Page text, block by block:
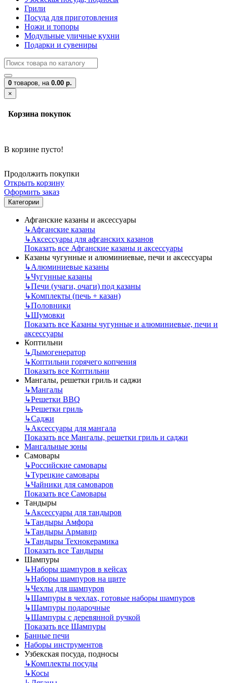
Грили
Посуда для приготовления
Ножи и топоры
Модульные уличные кухни
Подарки и сувениры
0 товаров, на 0.00 р.
×
Корзина покупок
В корзине пусто!
Продолжить покупки
Открыть корзину
Оформить заказ
Категории
Афганские казаны и аксессуары
↳Афганские казаны
↳Аксессуары для афганских казанов
Показать все Афганские казаны и аксессуары
Казаны чугунные и алюминиевые, печи и аксессуары
↳Алюминиевые казаны
↳Чугунные казаны
↳Печи (учаги, очаги) под казаны
↳Комплекты (печь + казан)
↳Половники
↳Шумовки
Показать все Казаны чугунные и алюминиевые, печи и
аксессуары
Коптильни
↳Дымогенератор
↳Коптильни горячего копчения
Показать все Коптильни
Мангалы, решетки гриль и саджи
↳Мангалы
↳Решетки BBQ
↳Решетки гриль
↳Саджи
↳Аксессуары для мангала
Показать все Мангалы, решетки гриль и саджи
Мангальные зоны
Самовары
↳Российские самовары
↳Турецкие самовары
↳Чайники для самоваров
Показать все Самовары
Тандыры
↳Аксессуары для тандыров
↳Тандыры Амфора
↳Тандыры Армавир
↳Тандыры Технокерамика
Показать все Тандыры
Шампуры
↳Наборы шампуров в кейсах
↳Наборы шампуров на щите
↳Чехлы для шампуров
↳Шампуры в чехлах, готовые наборы шампуров
↳Шампуры подарочные
↳Шампуры с деревянной ручкой
Показать все Шампуры
Банные печи
Наборы инструментов
Узбекская посуда, подносы
↳Комплекты посуды
↳Косы